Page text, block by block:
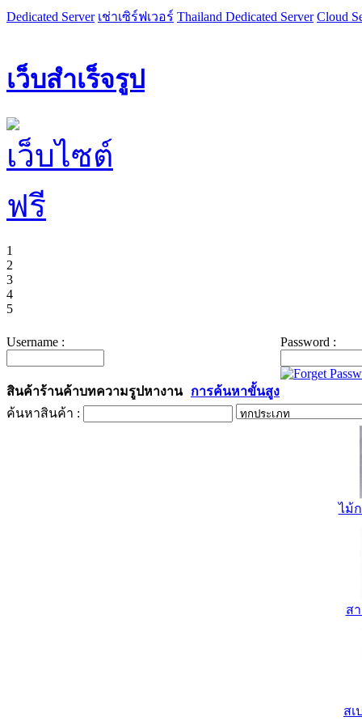
Dedicated Server เช่าเซิร์ฟเวอร์ Thailand Dedicated Server Cloud
เว็บสำเร็จรูป
1
2
3
4
5
Username : Password :
สินค้าร้านค้าบทความรูปหางาน
การค้นหาขั้นสูง
ค้นหาสินค้า :
ไม้
ส
สเ